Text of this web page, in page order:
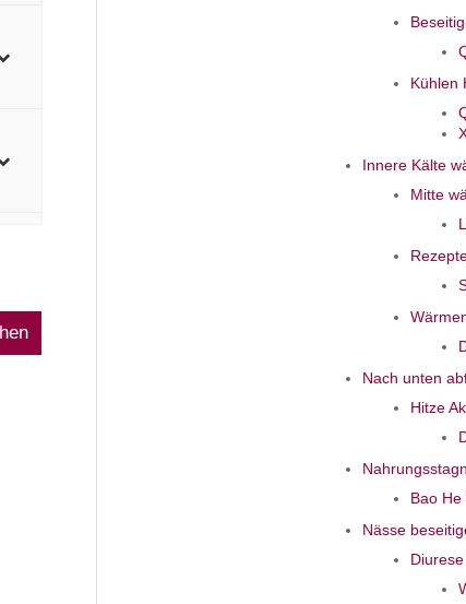
Kühlen
Innere Kälte
Mitte
Nach unten
Hitze
Bao He
Nässe